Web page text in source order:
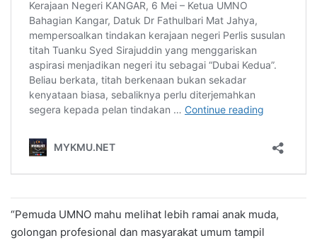
“Pemuda UMNO mahu melihat lebih ramai anak muda,
golongan profesional dan masyarakat umum tampil